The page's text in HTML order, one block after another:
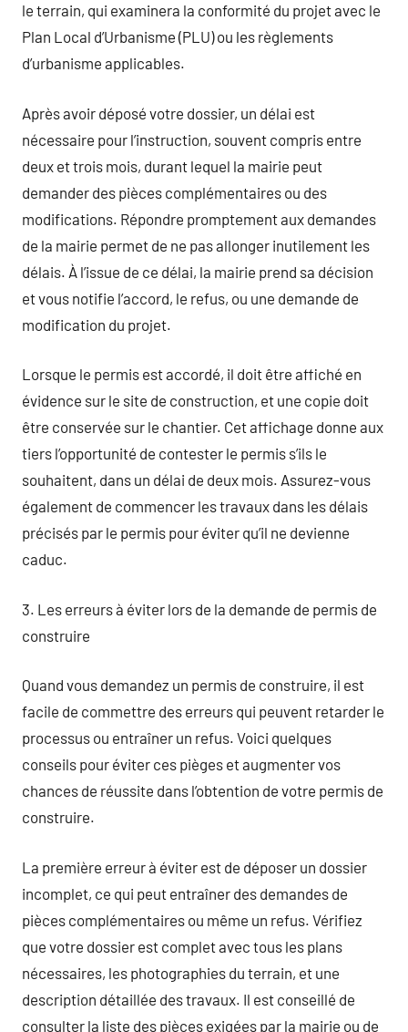
le terrain, qui examinera la conformité du projet avec le
Plan Local d’Urbanisme (PLU) ou les règlements
d’urbanisme applicables.
Après avoir déposé votre dossier, un délai est
nécessaire pour l’instruction, souvent compris entre
deux et trois mois, durant lequel la mairie peut
demander des pièces complémentaires ou des
modifications. Répondre promptement aux demandes
de la mairie permet de ne pas allonger inutilement les
délais. À l’issue de ce délai, la mairie prend sa décision
et vous notifie l’accord, le refus, ou une demande de
modification du projet.
Lorsque le permis est accordé, il doit être affiché en
évidence sur le site de construction, et une copie doit
être conservée sur le chantier. Cet affichage donne aux
tiers l’opportunité de contester le permis s’ils le
souhaitent, dans un délai de deux mois. Assurez-vous
également de commencer les travaux dans les délais
précisés par le permis pour éviter qu’il ne devienne
caduc.
3. Les erreurs à éviter lors de la demande de permis de
construire
Quand vous demandez un permis de construire, il est
facile de commettre des erreurs qui peuvent retarder le
processus ou entraîner un refus. Voici quelques
conseils pour éviter ces pièges et augmenter vos
chances de réussite dans l’obtention de votre permis de
construire.
La première erreur à éviter est de déposer un dossier
incomplet, ce qui peut entraîner des demandes de
pièces complémentaires ou même un refus. Vérifiez
que votre dossier est complet avec tous les plans
nécessaires, les photographies du terrain, et une
description détaillée des travaux. Il est conseillé de
consulter la liste des pièces exigées par la mairie ou de